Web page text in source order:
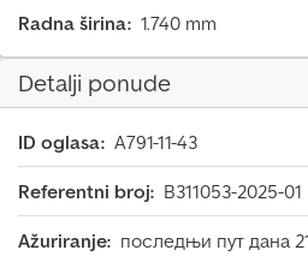
Radna širina: 1.740 mm
Detalji ponude
ID oglasa: A791-11-43
Referentni broj: B311053-2025-01
Ažuriranje: последњи пут дана